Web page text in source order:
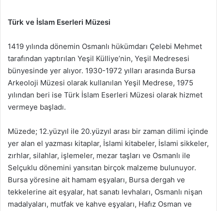
Türk ve İslam Eserleri Müzesi
1419 yılında dönemin Osmanlı hükümdarı Çelebi Mehmet
tarafından yaptırılan Yeşil Külliye’nin, Yeşil Medresesi
bünyesinde yer alıyor. 1930-1972 yılları arasında Bursa
Arkeoloji Müzesi olarak kullanılan Yeşil Medrese, 1975
yılından beri ise Türk İslam Eserleri Müzesi olarak hizmet
vermeye başladı.
Müzede; 12.yüzyıl ile 20.yüzyıl arası bir zaman dilimi içinde
yer alan el yazması kitaplar, İslami kitabeler, İslami sikkeler,
zırhlar, silahlar, işlemeler, mezar taşları ve Osmanlı ile
Selçuklu dönemini yansıtan birçok malzeme bulunuyor.
Bursa yöresine ait hamam eşyaları, Bursa dergah ve
tekkelerine ait eşyalar, hat sanatı levhaları, Osmanlı nişan
madalyaları, mutfak ve kahve eşyaları, Hafız Osman ve